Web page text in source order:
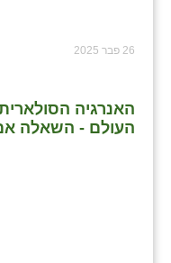
26 פבר 2025
האנרגיה
העולם - השאלה